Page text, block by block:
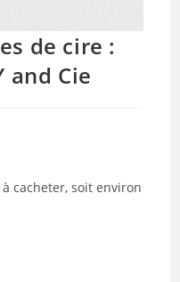
de cire :
and Cie
cacheter, soit environ